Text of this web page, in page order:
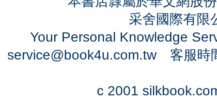
采舍國際有
Your Personal Knowledge
service@book4u.com.tw客服時
c 2001